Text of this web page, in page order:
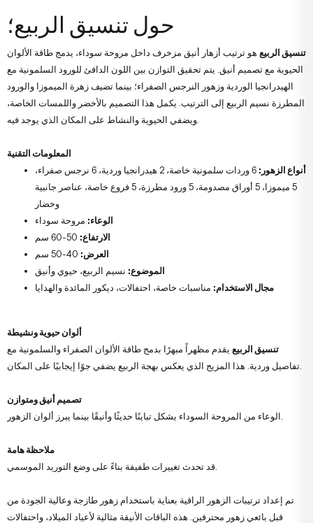
حول تنسيق الربيع؛
تنسيق الربيع هو ترتيب أزهار أنيق مزخرف داخل مروحة سوداء، يدمج طاقة الألوان
الحيوية مع تصميم أنيق. يتم تحقيق التوازن بين اللون الدافئ للورود السلمونية مع
الهيدرانجيا الوردية وزهور النرجس الصفراء؛ بينما تضيف زهرة الميموزا والورود
المطرزة نسيم الربيع إلى الترتيب. يكمل هذا التصميم بالأخضر واللمسات الخاصة،
المعلومات التقنية
أنواع الزهور:
6 وردات سلمونية خاصة، 2 هيدرانجيا وردية، 6 نرجس صفراء،
5 ميموزا، 5 أوراق مصدومة، 5 ورود مطرزة، 5 فروع خاصة، عناصر جانبية
وخضار
الوعاء: مروحة سوداء
الارتفاع:
العرض:
الموضوع: نسيم الربيع، حيوي وأنيق
مجال الاستخدام: مناسبات خاصة، احتفالات، ديكور المائدة والهدايا
ألوان حيوية ونشيطة
تنسيق الربيع يقدم مظهراً مبهرًا بدمج طاقة الألوان الصفراء والسلمونية مع
تصميم أنيق ومتوازن
ملاحظة هامة
تم إعداد ترتيبات الزهور الراقية بعناية باستخدام زهور طازجة وعالية الجودة من
قبل بائعي زهور محترفين. هذه الباقات الأنيقة مثالية لأعياد الميلاد، واحتفالات